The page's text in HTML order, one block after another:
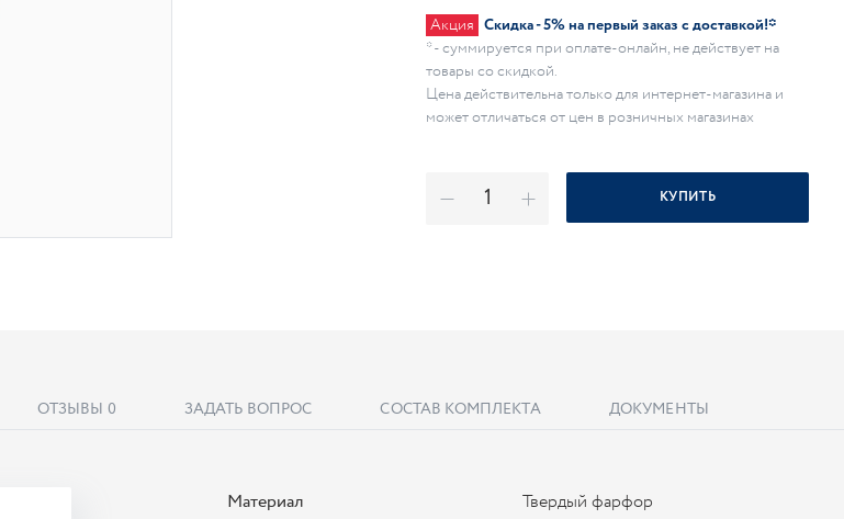
Акция Скидка - 5% на первый заказ с доставкой!*
* - суммируется при оплате-онлайн, не действует на
товары со скидкой.
Цена действительна только для интернет-магазина и
может отличаться от цен в розничных магазинах
КУПИТЬ
ОТЗЫВЫ 0 ЗАДАТЬ ВОПРОС СОСТАВ КОМПЛЕКТА ДОКУМЕНТЫ
Материал
Твердый фарфор